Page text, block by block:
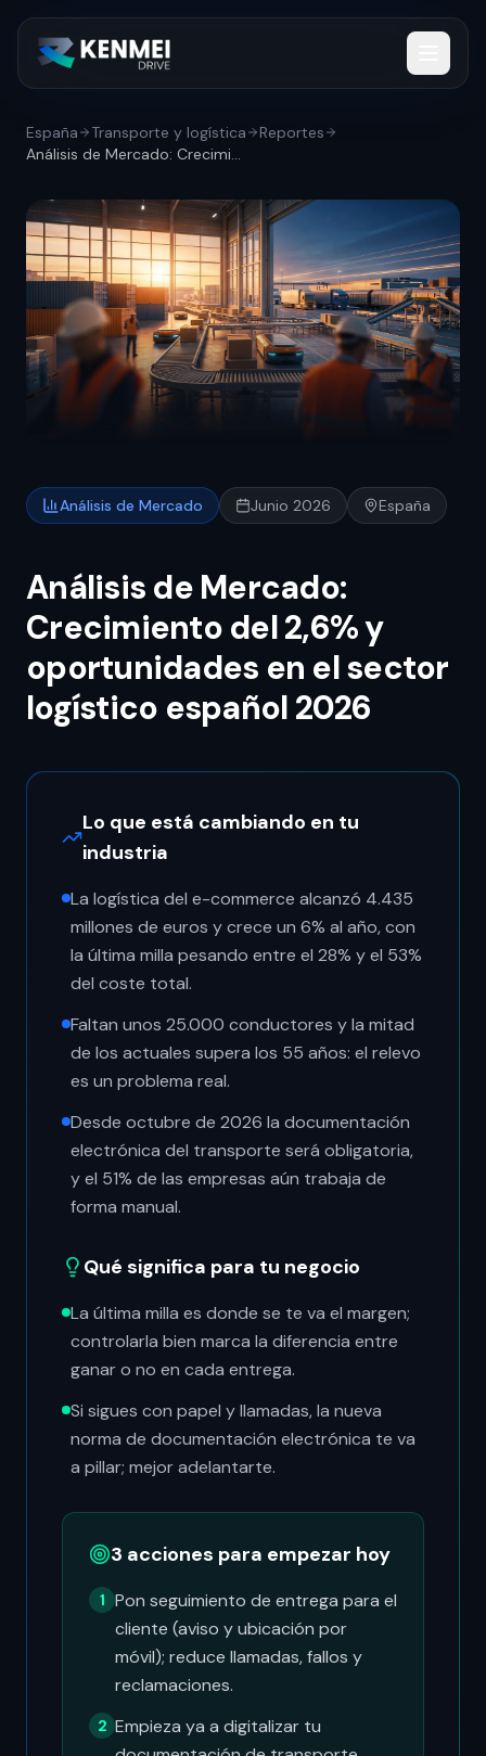
España Transporte y logística
Reportes
Análisis de Mercado: Crecimiento del 2,6...
Análisis de Mercado Junio 2026 España
Análisis de Mercado:
Crecimiento del 2,6% y
oportunidades en el sector
logístico español 2026
Lo que está cambiando en tu
industria
La logística del e-commerce alcanzó 4.435
millones de euros y crece un 6% al año, con
la última milla pesando entre el 28% y el 53%
del coste total.
Faltan unos 25.000 conductores y la mitad
de los actuales supera los 55 años: el relevo
es un problema real.
Desde octubre de 2026 la documentación
electrónica del transporte será obligatoria,
y el 51% de las empresas aún trabaja de
forma manual.
Qué significa para tu negocio
La última milla es donde se te va el margen;
controlarla bien marca la diferencia entre
ganar o no en cada entrega.
Si sigues con papel y llamadas, la nueva
norma de documentación electrónica te va
a pillar; mejor adelantarte.
3 acciones para empezar hoy
1 Pon seguimiento de entrega para el
cliente (aviso y ubicación por
móvil); reduce llamadas, fallos y
reclamaciones.
2 Empieza ya a digitalizar tu